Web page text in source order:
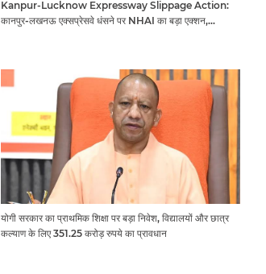
Kanpur-Lucknow Expressway Slippage Action:
कानपुर-लखनऊ एक्सप्रेसवे धंसने पर NHAI का बड़ा एक्शन,
योगी सरकार का प्राथमिक शिक्षा पर बड़ा निवेश, विद्यालयों और छात्र
कल्याण के लिए 351.25 करोड़ रुपये का प्रावधान